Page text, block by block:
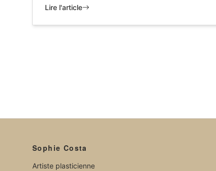
Lire l'article
Sophie Costa
Artiste plasticienne